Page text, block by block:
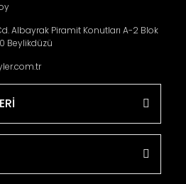
Albayrak Piramit Konutları A-2 Blok
Beylikdüzü